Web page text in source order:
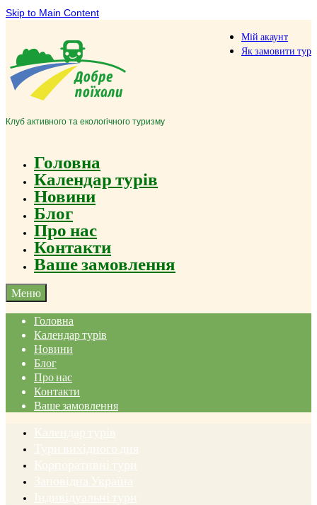
Skip to Main Content
Мій акаунт
Як замовити тур
Клуб активного та екологічного туризму
Головна
Календар турів
Новини
Блог
Про нас
Контакти
Ваше замовлення
Меню
Головна
Календар турів
Новини
Блог
Про нас
Контакти
Ваше замовлення
Календар турів
Тури вихідного дня
Корпоративні тури
Заповідна Україна
Індивідуальні тури